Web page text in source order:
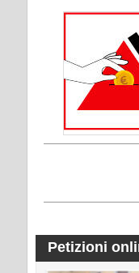
Petizioni